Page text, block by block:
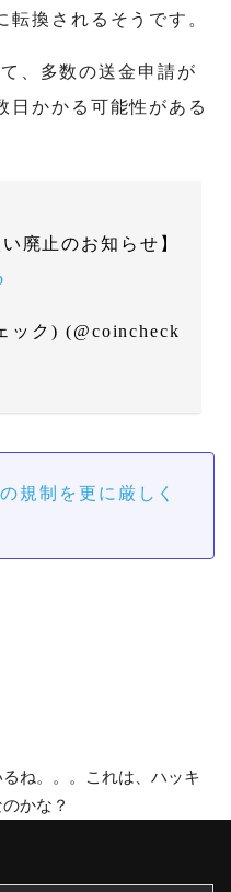
換されるそうです。
、多数の送金申請が
日かかる可能性がある
廃止のお知らせ】
ック) (@coincheck
規制を更に厳しく
ね。。。これは、ハッキ
かな？